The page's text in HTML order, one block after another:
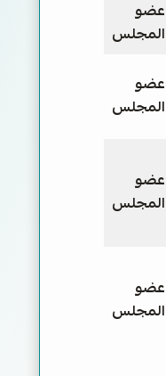
عضو
المجلس
عضو
المجلس
عضو
المجلس
عضو
المجلس